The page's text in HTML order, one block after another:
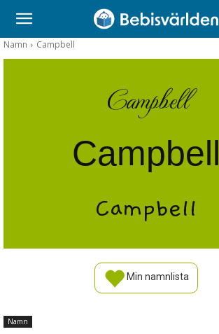
Namn Campbell
Campbell
Campbell
Campbell
Min namnlista
Namn